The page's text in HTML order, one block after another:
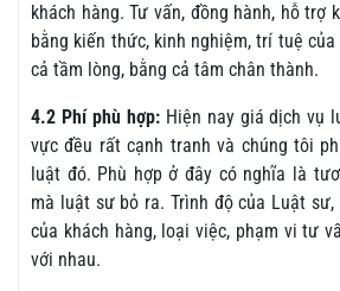
khách hàng. Tư vấn, đồng hành, hỗ trợ
bằng kiến thức, kinh nghiệm, trí tuệ
cả tầm lòng, bằng cả tâm chân thành.
4.2 Phí phù hợp:Hiện nay giá dịch vụ
vực đều rất cạnh tranh và chúng tôi
luật đó. Phù hợp ở đây có nghĩa là
mà luật sư bỏ ra. Trình độ của Luật
của khách hàng, loại việc, phạm vi tư
với nhau.